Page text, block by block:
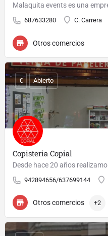
687633280 C. Carrera
Otros comercios
Copisteria Copial
942894656/637699144
€ Abierto
Otros comercios +2